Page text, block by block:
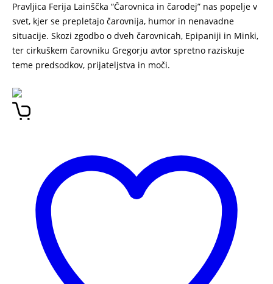
Pravljica Ferija Lainščka “Čarovnica in čarodej” nas popelje v
svet, kjer se prepletajo čarovnija, humor in nenavadne
situacije. Skozi zgodbo o dveh čarovnicah, Epipaniji in Minki,
ter cirkuškem čarovniku Gregorju avtor spretno raziskuje
teme predsodkov, prijateljstva in moči.